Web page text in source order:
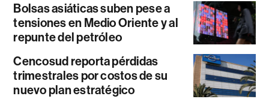
Bolsas asiáticas suben pese a
tensiones en Medio Oriente y al
repunte del petróleo
Cencosud reporta pérdidas
trimestrales por costos de su
nuevo plan estratégico